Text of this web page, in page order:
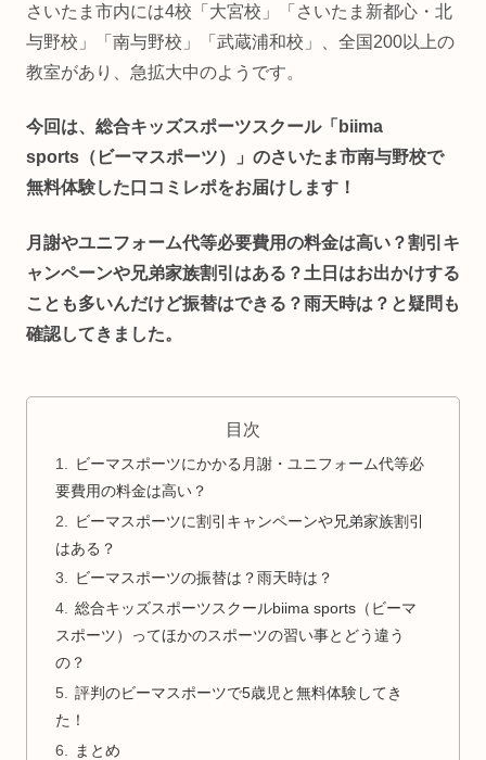
さいたま市内には4校「大宮校」「さいたま新都心・北
与野校」「南与野校」「武蔵浦和校」、全国200以上の
教室があり、急拡大中のようです。
今回は、総合キッズスポーツスクール「biima
sports（ビーマスポーツ）」のさいたま市南与野校で
無料体験した口コミレポをお届けします！
月謝やユニフォーム代等必要費用の料金は高い？割引キ
ャンペーンや兄弟家族割引はある？土日はお出かけする
ことも多いんだけど振替はできる？雨天時は？と疑問も
確認してきました。
目次
ビーマスポーツにかかる月謝・ユニフォーム代等必
要費用の料金は高い？
ビーマスポーツに割引キャンペーンや兄弟家族割引
はある？
ビーマスポーツの振替は？雨天時は？
総合キッズスポーツスクールbiima sports（ビーマ
スポーツ）ってほかのスポーツの習い事とどう違う
の？
評判のビーマスポーツで5歳児と無料体験してき
た！
まとめ